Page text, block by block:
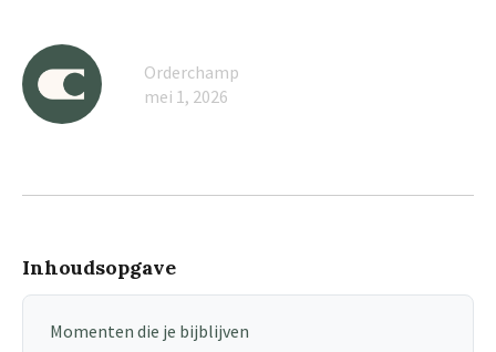
Orderchamp
mei 1, 2026
Inhoudsopgave
Momenten die je bijblijven